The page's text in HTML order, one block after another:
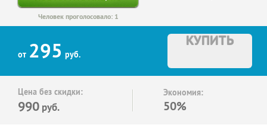
Человек проголосовало: 1
от 295 руб.
КУПИТЬ
Цена без скидки:
990 руб.
Экономия:
50%